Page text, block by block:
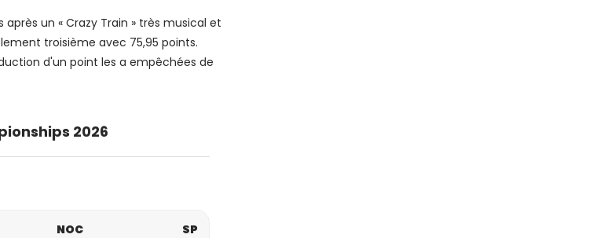
un « Crazy Train » très musical et
troisième avec 75,95 points.
d'un point les a empêchées de
2026
NOC SP